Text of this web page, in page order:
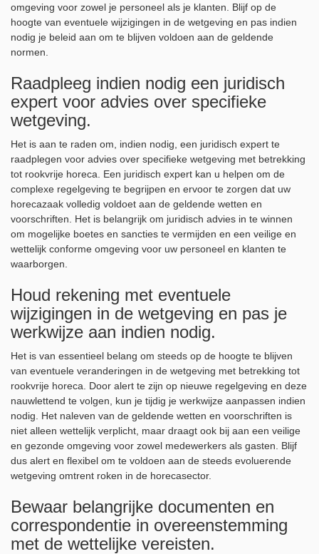
omgeving voor zowel je personeel als je klanten. Blijf op de
hoogte van eventuele wijzigingen in de wetgeving en pas indien
nodig je beleid aan om te blijven voldoen aan de geldende
normen.
Raadpleeg indien nodig een juridisch
expert voor advies over specifieke
wetgeving.
Het is aan te raden om, indien nodig, een juridisch expert te
raadplegen voor advies over specifieke wetgeving met betrekking
tot rookvrije horeca. Een juridisch expert kan u helpen om de
complexe regelgeving te begrijpen en ervoor te zorgen dat uw
horecazaak volledig voldoet aan de geldende wetten en
voorschriften. Het is belangrijk om juridisch advies in te winnen
om mogelijke boetes en sancties te vermijden en een veilige en
wettelijk conforme omgeving voor uw personeel en klanten te
waarborgen.
Houd rekening met eventuele
wijzigingen in de wetgeving en pas je
werkwijze aan indien nodig.
Het is van essentieel belang om steeds op de hoogte te blijven
van eventuele veranderingen in de wetgeving met betrekking tot
rookvrije horeca. Door alert te zijn op nieuwe regelgeving en deze
nauwlettend te volgen, kun je tijdig je werkwijze aanpassen indien
nodig. Het naleven van de geldende wetten en voorschriften is
niet alleen wettelijk verplicht, maar draagt ook bij aan een veilige
en gezonde omgeving voor zowel medewerkers als gasten. Blijf
dus alert en flexibel om te voldoen aan de steeds evoluerende
wetgeving omtrent roken in de horecasector.
Bewaar belangrijke documenten en
correspondentie in overeenstemming
met de wettelijke vereisten.